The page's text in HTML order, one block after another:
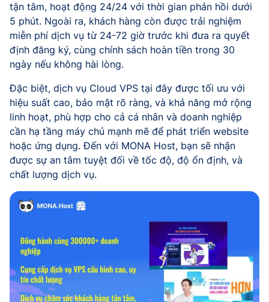
tận tâm, hoạt động 24/24 với thời gian phản hồi dưới
5 phút. Ngoài ra, khách hàng còn được trải nghiệm
miễn phí dịch vụ từ 24-72 giờ trước khi đưa ra quyết
định đăng ký, cùng chính sách hoàn tiền trong 30
ngày nếu không hài lòng.
Đặc biệt, dịch vụ Cloud VPS tại đây được tối ưu với
hiệu suất cao, bảo mật rõ ràng, và khả năng mở rộng
linh hoạt, phù hợp cho cả cá nhân và doanh nghiệp
cần hạ tầng máy chủ mạnh mẽ để phát triển website
hoặc ứng dụng. Đến với MONA Host, bạn sẽ nhận
được sự an tâm tuyệt đối về tốc độ, độ ổn định, và
chất lượng dịch vụ.